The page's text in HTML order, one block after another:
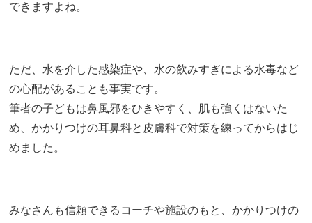
できますよね。
ただ、水を介した感染症や、水の飲みすぎによる水毒など
の心配があることも事実です。
筆者の子どもは鼻風邪をひきやすく、肌も強くはないた
め、かかりつけの耳鼻科と皮膚科で対策を練ってからはじ
めました。
みなさんも信頼できるコーチや施設のもと、かかりつけの